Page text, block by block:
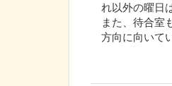
れ以外の曜日
また、待合室
方向に向いて